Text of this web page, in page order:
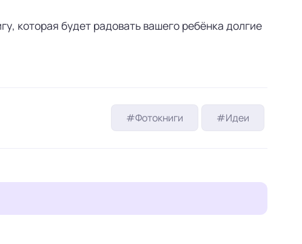
которая будет радовать вашего ребёнка долгие
#Фотокниги #Идеи